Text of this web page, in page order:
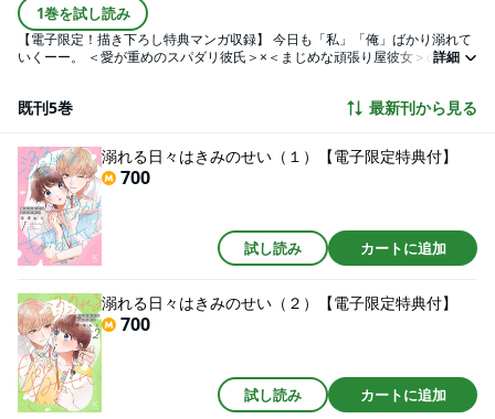
1巻を試し読み
【電子限定！描き下ろし特典マンガ収録】 今日も「私」「俺」ばかり溺れて
いくーー。 ＜愛が重めのスパダリ彼氏＞×＜まじめな頑張り屋彼女＞の 息も
もその素顔は…… 朝が弱くて、嫉妬深くて、天使のような顔で愛を試してく
相思相愛ハッピーカップルのヒミツの甘キュンライフ開幕！
詳細
既刊5巻 最新刊から見る
溺れる日々はきみのせい（１）【電子限定特典付】
700
試し読み カートに追加
溺れる日々はきみのせい（２）【電子限定特典付】
700
試し読み カートに追加